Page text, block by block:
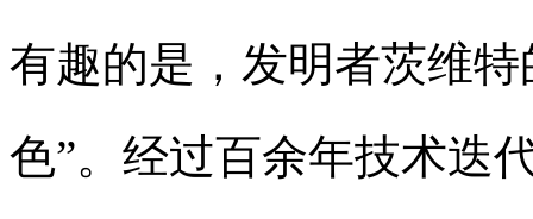
有趣的是，发明者茨维
色”。经过百余年技术迭